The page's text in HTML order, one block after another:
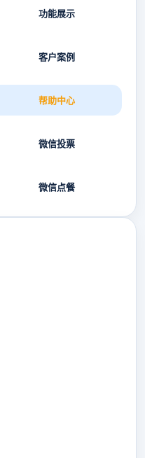
功能展示
客户案例
帮助中心
微信投票
微信点餐